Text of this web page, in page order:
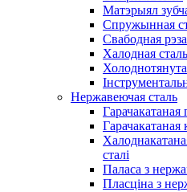
Матэрыял
Спружынная
Свабодная
Халодная сталь
Нержавеючая сталь
Гарачакатаная
Гарачакатаная
сталі
Паласа з
Пласціна з